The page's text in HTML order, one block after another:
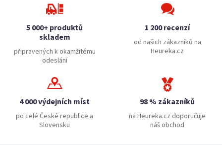
5 000+ produktů
skladem
připravených k okamžitému
odeslání
1 200 recenzí
od našich zákazníků na
Heureka.cz
4 000 výdejních míst
po celé České republice a
Slovensku
98 % zákazníků
na Heureka.cz doporučuje
náš obchod